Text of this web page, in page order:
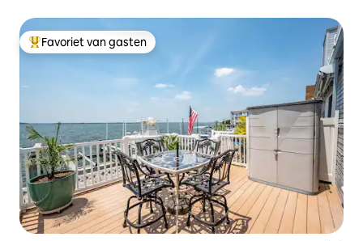
Topfavoriet van gasten
Favoriet van gasten